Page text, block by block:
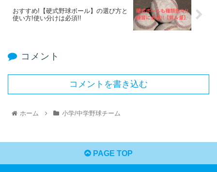
おすすめ!【硬式野球ボール】の選び方と
使い方!使い分けは必須!!
コメント
コメントを書き込む
ホーム 小学/中学野球チーム
PAGE TOP